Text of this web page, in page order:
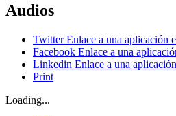
Audios
Twitter Enlace a una aplicación
Facebook Enlace a una
Linkedin Enlace a una
Print
Loading...